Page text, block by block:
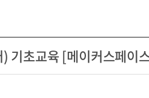
기초교육 [메이커스페